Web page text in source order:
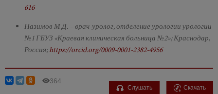
616
Назимов М.Д. – врач-уролог, отделение урологии урологии
№1 ГБУЗ «Краевая клиническая больница №2»; Краснодар,
Россия;https://orcid.org/0009-0001-2382-4956
364
Слушать Скачать